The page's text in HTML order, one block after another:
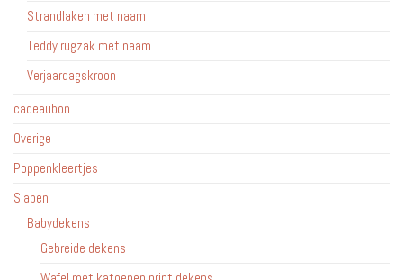
Strandlaken met naam
Teddy rugzak met naam
Verjaardagskroon
cadeaubon
Overige
Poppenkleertjes
Slapen
Babydekens
Gebreide dekens